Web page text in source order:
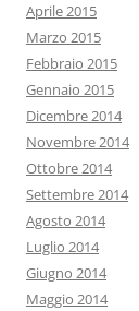
Aprile 2015
Marzo 2015
Febbraio 2015
Gennaio 2015
Dicembre 2014
Novembre 2014
Ottobre 2014
Settembre 2014
Agosto 2014
Luglio 2014
Giugno 2014
Maggio 2014